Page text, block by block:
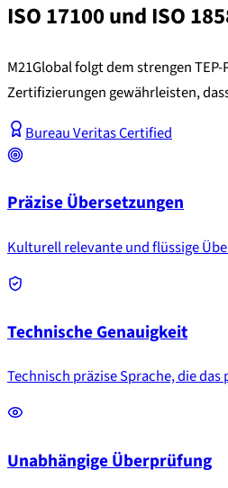
ISO 17100 und ISO
M21Global folgt dem strengen
Zertifizierungen gewährleisten,
Bureau Veritas Certified
Präzise Übersetzungen
Kulturell relevante und flüssige
Technische Genauigkeit
Technisch präzise Sprache, die
Unabhängige Überprüfung